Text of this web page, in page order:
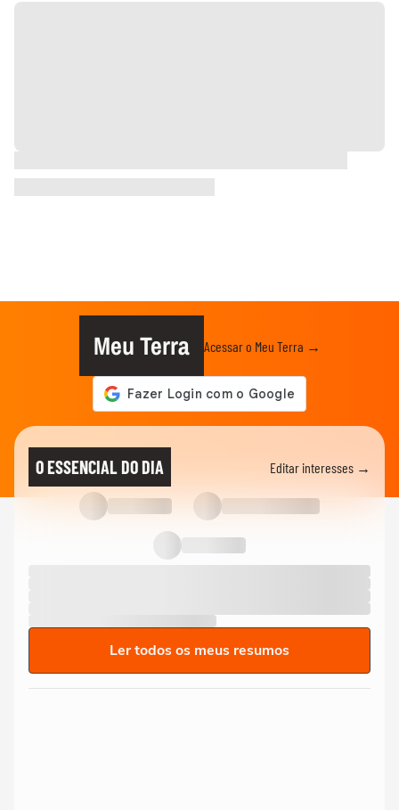
Meu Terra Acessar o Meu Terra →
O ESSENCIAL DO DIA Editar interesses →
Ler todos os meus resumos